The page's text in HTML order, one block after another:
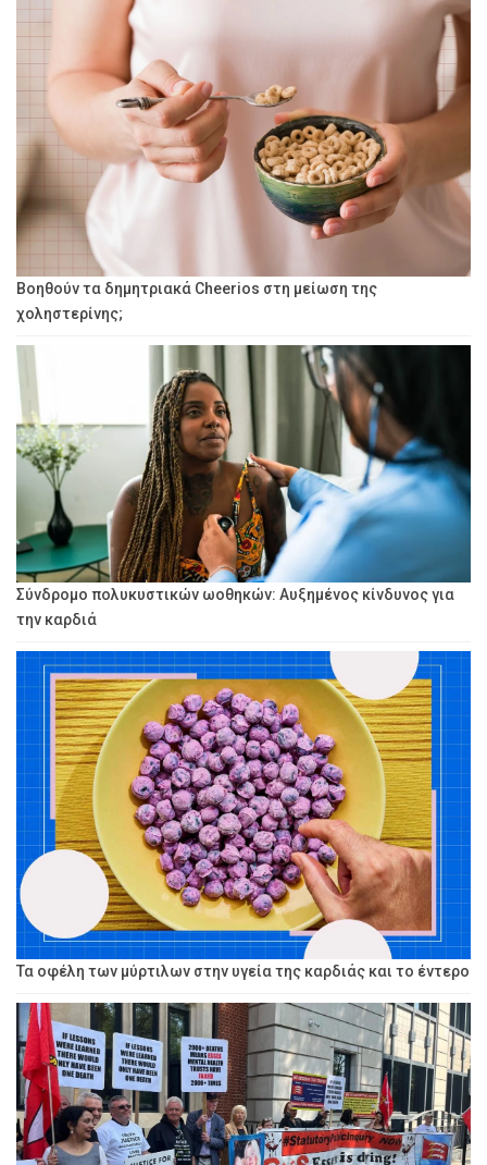
Βοηθούν τα δημητριακά Cheerios στη μείωση της
χοληστερίνης;
Σύνδρομο πολυκυστικών ωοθηκών: Αυξημένος κίνδυνος για
την καρδιά
Τα οφέλη των μύρτιλων στην υγεία της καρδιάς και το έντερο